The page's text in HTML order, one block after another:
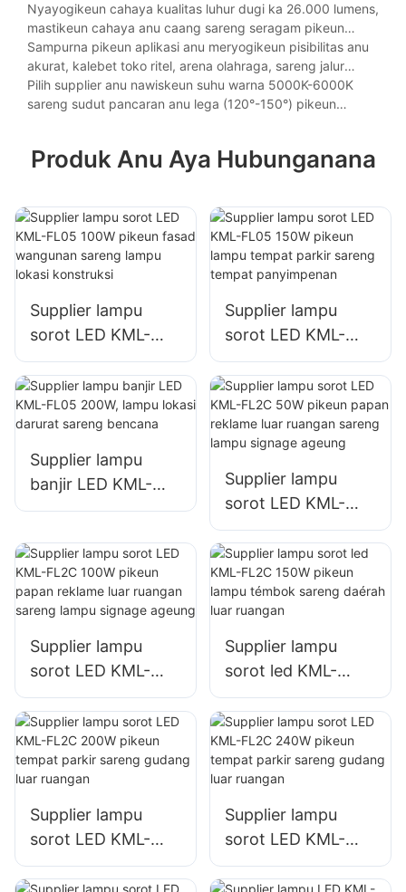
Nyayogikeun cahaya kualitas luhur dugi ka 26.000 lumens,
mastikeun cahaya anu caang sareng seragam pikeun
rohangan anu langit-langitna luhur (20-40 kaki).
Sampurna pikeun aplikasi anu meryogikeun pisibilitas anu
akurat, kalebet toko ritel, arena olahraga, sareng jalur
produksi.
Pilih supplier anu nawiskeun suhu warna 5000K-6000K
sareng sudut pancaran anu lega (120°-150°) pikeun
Produk Anu Aya Hubunganana
Supplier lampu
sorot LED KML-
FL05 100W pikeun
fasad wangunan
sareng lampu lokasi
konstruksi
Supplier lampu
sorot LED KML-
FL05 150W pikeun
lampu tempat
parkir sareng
tempat
Supplier lampu
banjir LED KML-
FL05 200W, lampu
sareng bencana
Supplier lampu
sorot LED KML-
FL2C 50W pikeun
papan reklame luar
ruangan sareng
lampu signage
Supplier lampu
sorot LED KML-
FL2C 100W pikeun
papan reklame luar
ruangan sareng
lampu signage
Supplier lampu
sorot led KML-
FL2C 150W pikeun
lampu témbok
sareng daérah luar
ruangan
Supplier lampu
sorot LED KML-
FL2C 200W pikeun
tempat parkir
Supplier lampu
sorot LED KML-
FL2C 240W pikeun
tempat parkir